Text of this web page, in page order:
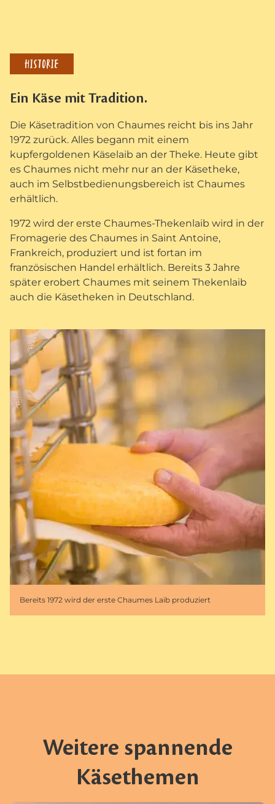
HISTORIE
Ein Käse mit Tradition.
Die Käsetradition von Chaumes reicht bis ins Jahr
1972 zurück. Alles begann mit einem
kupfergoldenen Käselaib an der Theke. Heute gibt
es Chaumes nicht mehr nur an der Käsetheke,
auch im Selbstbedienungsbereich ist Chaumes
erhältlich.
1972 wird der erste Chaumes-Thekenlaib wird in der
Fromagerie des Chaumes in Saint Antoine,
Frankreich, produziert und ist fortan im
französischen Handel erhältlich. Bereits 3 Jahre
später erobert Chaumes mit seinem Thekenlaib
auch die Käsetheken in Deutschland.
Bereits 1972 wird der erste Chaumes Laib produziert
Weitere spannende
Käsethemen